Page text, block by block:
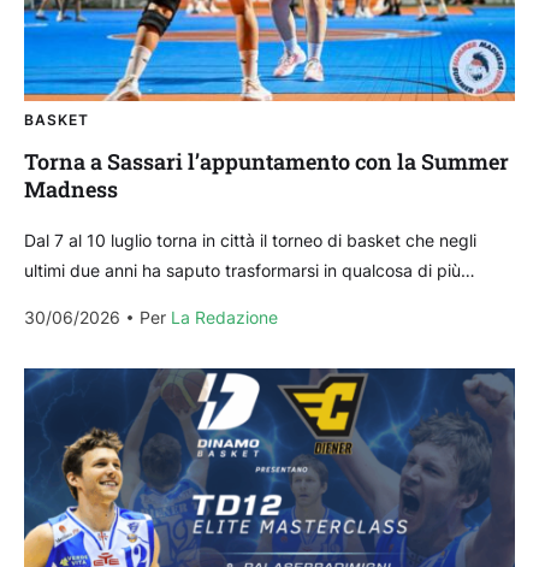
BASKET
Torna a Sassari l’appuntamento con la Summer
Madness
Dal 7 al 10 luglio torna in città il torneo di basket che negli
ultimi due anni ha saputo trasformarsi in qualcosa di più
30/06/2026
Per La Redazione